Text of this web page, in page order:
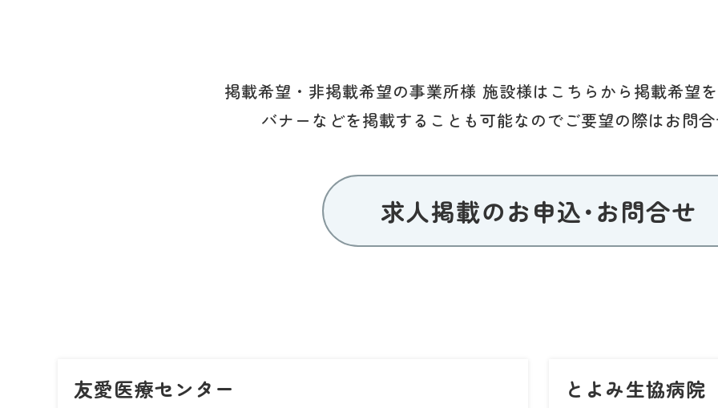
掲載希望・非掲載希望の事業所様 施設様はこちらから掲載希望
バナーなどを掲載することも可能なのでご要望の際はお問
求人掲載のお申込･お問合せ
友愛医療センター とよみ生協病院